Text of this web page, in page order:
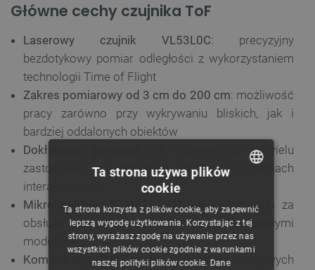
Główne cechy czujnika ToF
Laserowy czujnik VL53L0C: precyzyjny
bezdotykowy pomiar odległości z wykorzystaniem
technologii Time of Flight
Zakres pomiarowy od 3 cm do 200 cm: możliwość
pracy zarówno przy wykrywaniu bliskich, jak i
bardziej oddalonych obiektów
Dokładność pomiaru ±3%
: odpowiednia do wielu
zastosowań w automatyce, robotyce i systemach
interaktywnych
Mikrokontroler STM32G031G8U6: odpowiada za
obsługę pomiarów oraz komunikację z pozostałymi
modułami
Komunikacja UART: obsługa połączeń szeregowych
CZECH
ENGLISH
GERMAN
Ta strona używa plików
cookie
Ta strona korzysta z plików cookie, aby zapewnić
lepszą wygodę użytkowania. Korzystając z tej
strony, wyrażasz zgodę na używanie przez nas
wszystkich plików cookie zgodnie z warunkami
naszej polityki plików cookie. Dane